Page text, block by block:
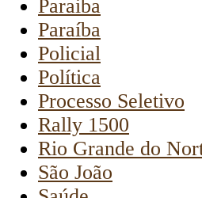
Paraiba
Paraíba
Policial
Política
Processo Seletivo
Rally 1500
Rio Grande do
São João